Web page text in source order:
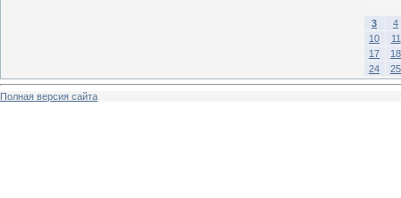
3
4
10
11
17
18
24
25
Полная версия сайта